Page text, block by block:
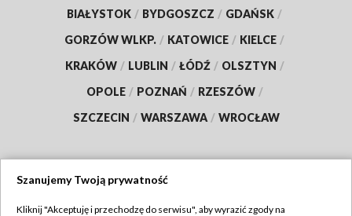
BIAŁYSTOK / BYDGOSZCZ / GDAŃSK /
GORZÓW WLKP. / KATOWICE / KIELCE /
KRAKÓW / LUBLIN / ŁÓDŹ / OLSZTYN /
OPOLE / POZNAŃ / RZESZÓW /
SZCZECIN / WARSZAWA / WROCŁAW
Szanujemy Twoją prywatność
Kliknij "Akceptuję i przechodzę do serwisu", aby wyrazić zgody na